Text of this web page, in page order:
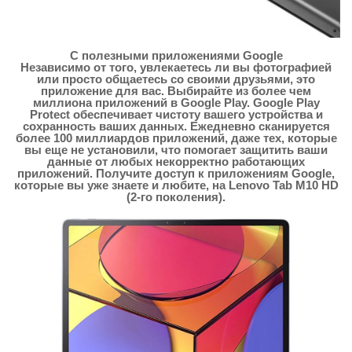
С полезными приложениями Google
Независимо от того, увлекаетесь ли вы фотографией
или просто общаетесь со своими друзьями, это
приложение для вас. Выбирайте из более чем
миллиона приложений в Google Play. Google Play
Protect обеспечивает чистоту вашего устройства и
сохранность ваших данных. Ежедневно сканируется
более 100 миллиардов приложений, даже тех, которые
вы еще не установили, что помогает защитить ваши
данные от любых некорректно работающих
приложений. Получите доступ к приложениям Google,
которые вы уже знаете и любите, на Lenovo Tab M10 HD
(2-го поколения).